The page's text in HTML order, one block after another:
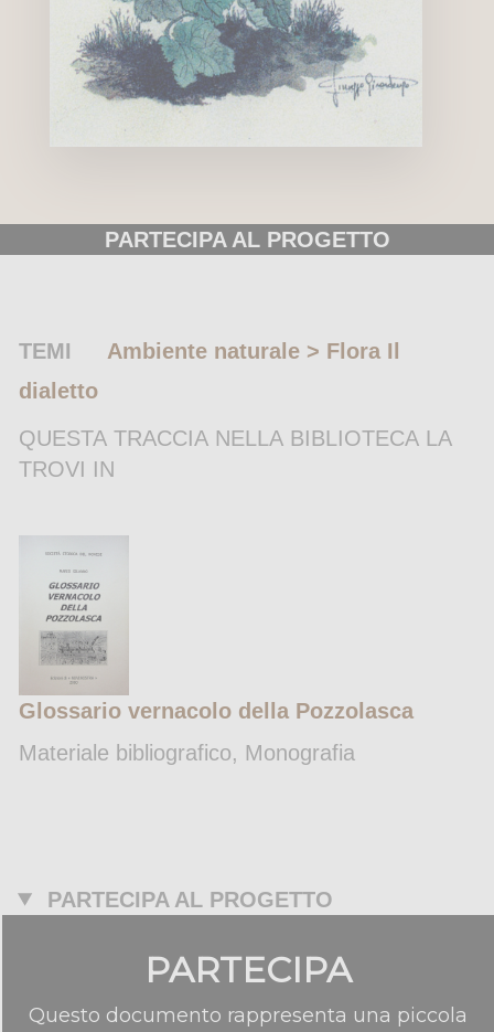
PARTECIPA AL PROGETTO
TEMI Ambiente naturale > Flora Il
dialetto
QUESTA TRACCIA NELLA BIBLIOTECA LA
TROVI IN
Glossario vernacolo della Pozzolasca
Materiale bibliografico, Monografia
PARTECIPA AL PROGETTO
PARTECIPA
Questo documento rappresenta una piccola